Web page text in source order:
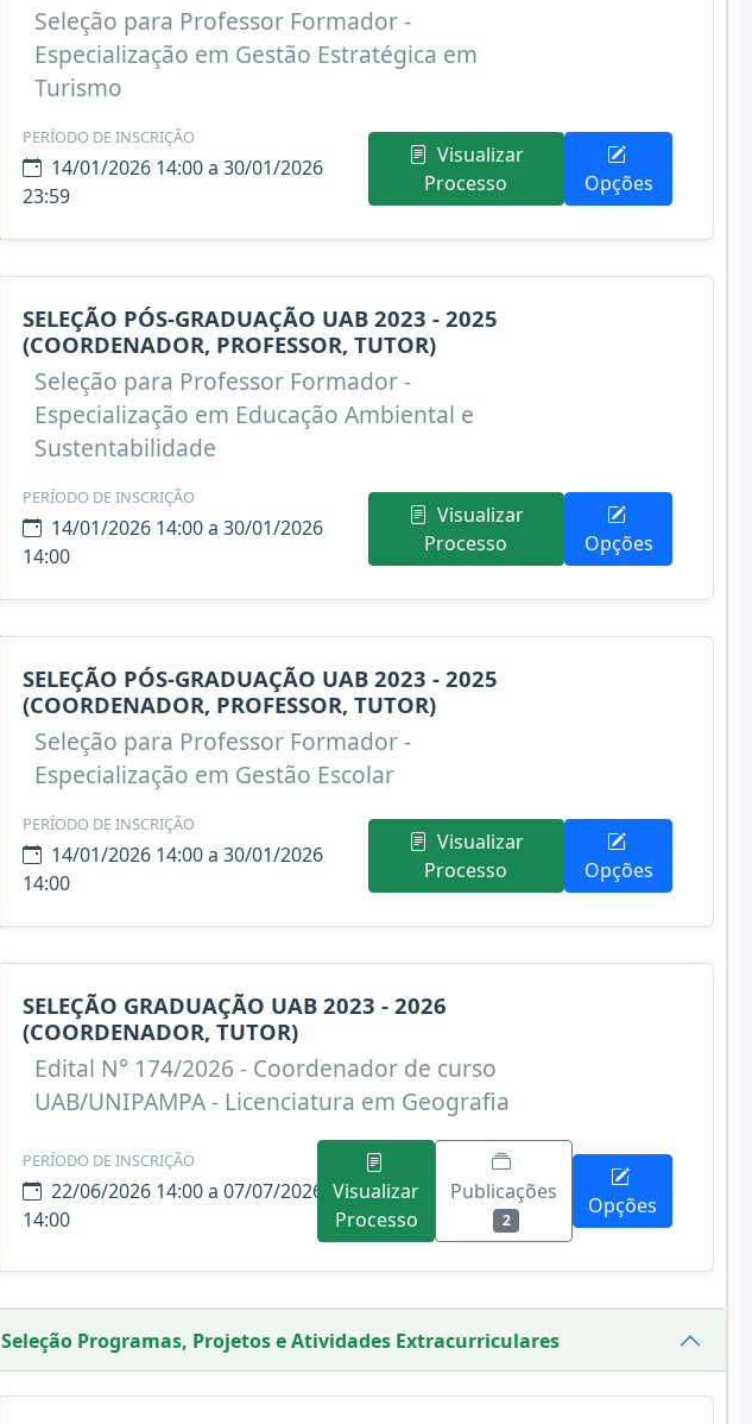
Seleção para Professor Formador -
Especialização em Gestão Estratégica em
Turismo
PERÍODO DE INSCRIÇÃO
14/01/2026 14:00 a 30/01/2026
23:59
Visualizar
Processo
Opções
SELEÇÃO PÓS-GRADUAÇÃO UAB 2023 - 2025
(COORDENADOR, PROFESSOR, TUTOR)
Seleção para Professor Formador -
Especialização em Educação Ambiental e
Sustentabilidade
PERÍODO DE INSCRIÇÃO
14/01/2026 14:00 a 30/01/2026
14:00
Visualizar
Processo
Opções
SELEÇÃO PÓS-GRADUAÇÃO UAB 2023 - 2025
(COORDENADOR, PROFESSOR, TUTOR)
Seleção para Professor Formador -
Especialização em Gestão Escolar
PERÍODO DE INSCRIÇÃO
14/01/2026 14:00 a 30/01/2026
14:00
Visualizar
Processo
Opções
SELEÇÃO GRADUAÇÃO UAB 2023 - 2026
(COORDENADOR, TUTOR)
Edital N° 174/2026 - Coordenador de curso
UAB/UNIPAMPA - Licenciatura em Geografia
PERÍODO DE INSCRIÇÃO
22/06/2026 14:00 a 07/07/2026
14:00
Visualizar
Processo
Publicações
2
Opções
Seleção Programas, Projetos e Atividades Extracurriculares